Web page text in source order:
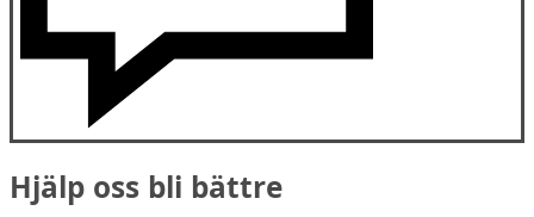
Hjälp oss bli bättre